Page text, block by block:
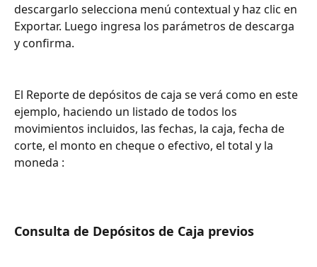
descargarlo selecciona menú contextual y haz clic en
Exportar. Luego ingresa los parámetros de descarga
y confirma.
El Reporte de depósitos de caja se verá como en este
ejemplo, haciendo un listado de todos los
movimientos incluidos, las fechas, la caja, fecha de
corte, el monto en cheque o efectivo, el total y la
moneda :
Consulta de Depósitos de Caja previos